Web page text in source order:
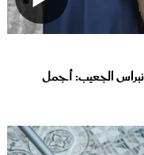
الجعيب: أجمل